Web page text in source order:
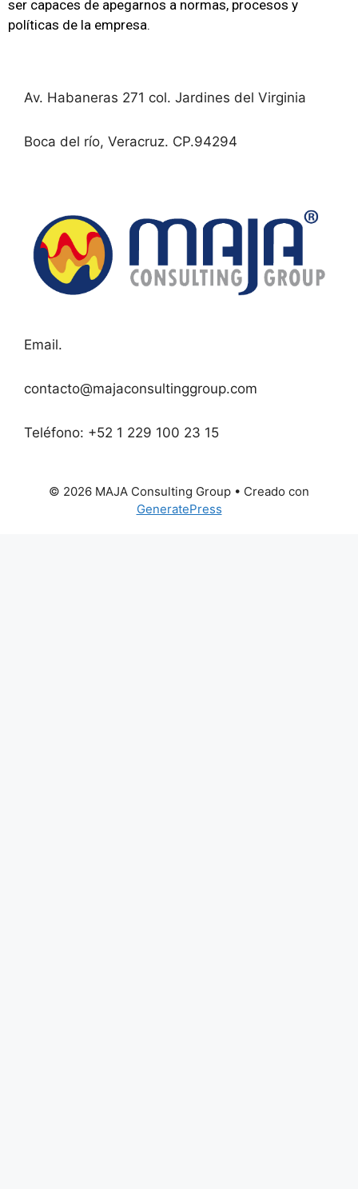
ser capaces de apegarnos a normas, procesos y
políticas de la empresa.
Av. Habaneras 271 col. Jardines del Virginia
Boca del río, Veracruz. CP.94294
Email.
contacto@majaconsultinggroup.com
Teléfono: +52 1 229 100 23 15
© 2026 MAJA Consulting Group • Creado con
GeneratePress